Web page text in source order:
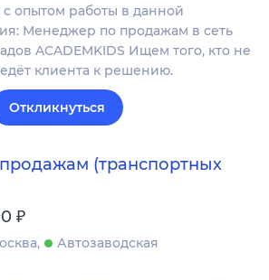
опытом работы в данной
Менеджер по продажам в сеть
ACADEMKIDS Ищем того, кто не
клиента к решению.
Откликнуться
(транспортных
₽
Автозаводская